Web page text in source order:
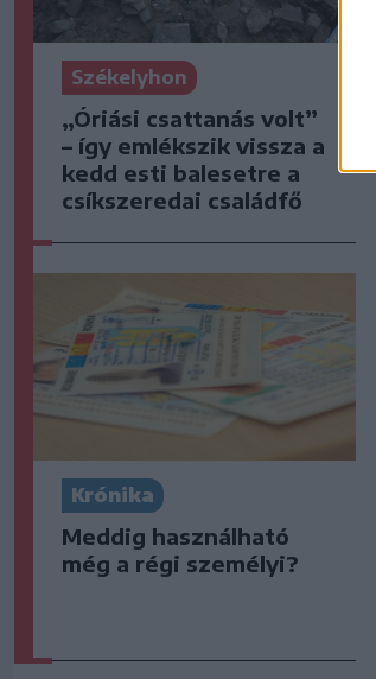
Székelyhon
„Óriási csattanás volt”
– így emlékszik vissza a
kedd esti balesetre a
csíkszeredai családfő
Krónika
Meddig használható
még a régi személyi?